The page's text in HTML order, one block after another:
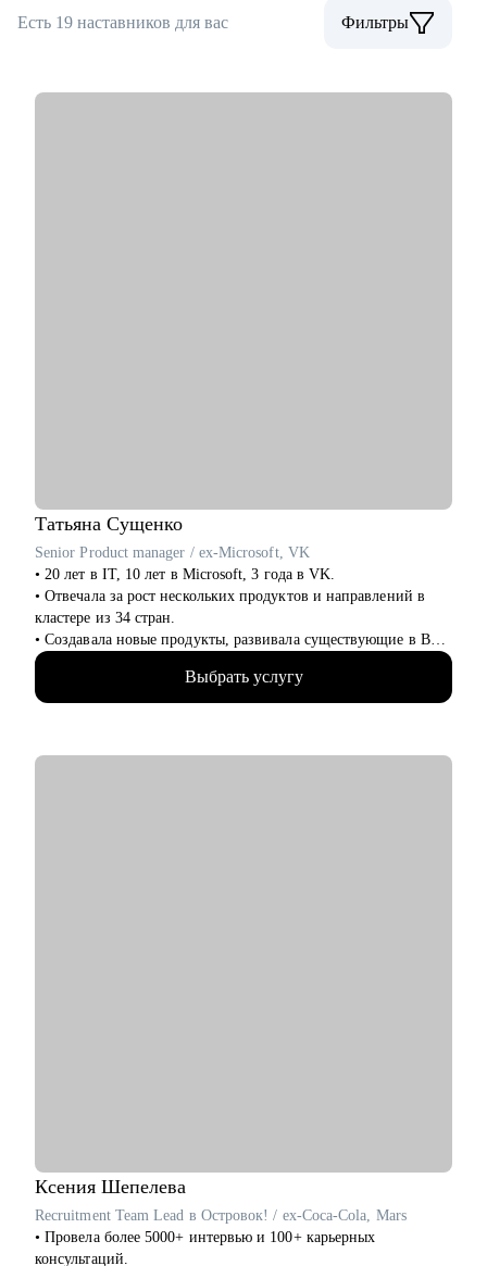
Есть 19 наставников для вас Фильтры
Татьяна Сущенко
Senior Product manager / ex-Microsoft, VK
• 20 лет в IT, 10 лет в Microsoft, 3 года в VK.
• Отвечала за рост нескольких продуктов и направлений в
кластере из 34 стран.
• Создавала новые продукты, развивала существующие в B2B
и B2C.
• Управляла портфелем из 30 продуктов.
• Помогаю стартапам.
Выбрать услугу
Ксения Шепелева
Recruitment Team Lead в Островок! / ex-Coca-Cola, Mars
• Провела более 5000+ интервью и 100+ карьерных
консультаций.